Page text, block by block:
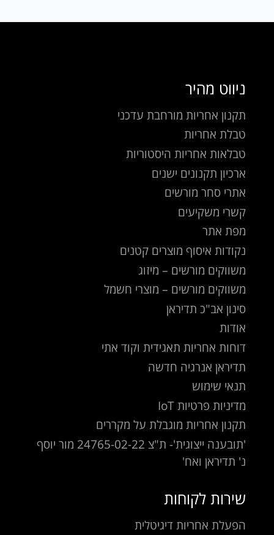
ניווט מהיר
תקנון אחריות מורחבת עדכני
טבלת אחריות
טבלאות אחריות היסטוריות
ארכיון תקנונים ישנים
אתרי סחר מורשים
קשרי משקיעים
מפת אתר
נקודות איסוף מוצרים קטנים
משווקים מורשים – מיזוג
משווקים מורשים – מוצרי חשמל
סינון אב"כ תדיראן
אודות
דוחות אחריות תאגידית וקוד אתי
תדיראן אנרגיה חדשה
תנאי שימוש
מדיניות פרטיות IoT
תקנון אחריות מוגבלת על מקררים
'תובענה ייצוגית'- ת"צ 24765-02-22 מור יוסף
נ' תדיראן ואח'
שירות לקוחות
הפעלת אחריות דיגיטלית